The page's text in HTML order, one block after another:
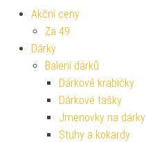
Akční ceny
Za 49
Dárky
Balení dárků
Dárkové krabičky
Dárkové tašky
Jmenovky na dárky
Stuhy a kokardy